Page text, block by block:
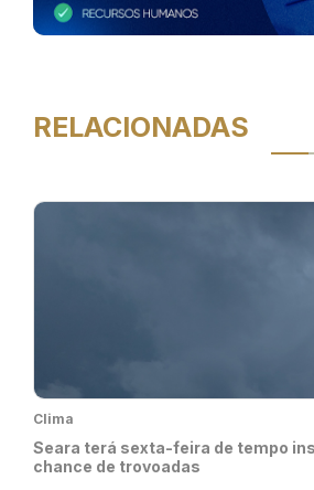
RELACIONADAS
Clima
Seara terá sexta-feira de tempo
chance de trovoadas